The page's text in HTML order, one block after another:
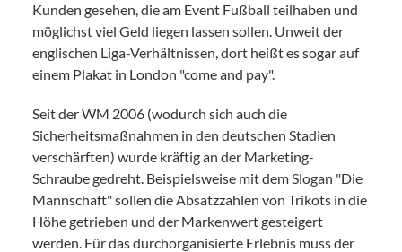
Kunden gesehen, die am Event Fußball teilhaben und
möglichst viel Geld liegen lassen sollen. Unweit der
englischen Liga-Verhältnissen, dort heißt es sogar auf
einem Plakat in London "come and pay".
Seit der WM 2006 (wodurch sich auch die
Sicherheitsmaßnahmen in den deutschen Stadien
verschärften) wurde kräftig an der Marketing-
Schraube gedreht. Beispielsweise mit dem Slogan "Die
Mannschaft" sollen die Absatzzahlen von Trikots in die
Höhe getrieben und der Markenwert gesteigert
werden. Für das durchorganisierte Erlebnis muss der